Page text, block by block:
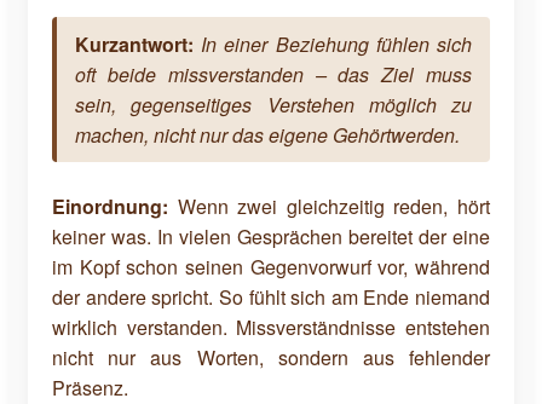
Kurzantwort: In einer Beziehung fühlen sich
oft beide missverstanden – das Ziel muss
sein, gegenseitiges Verstehen möglich zu
machen, nicht nur das eigene Gehörtwerden.
Einordnung: Wenn zwei gleichzeitig reden, hört
keiner was. In vielen Gesprächen bereitet der eine
im Kopf schon seinen Gegenvorwurf vor, während
der andere spricht. So fühlt sich am Ende niemand
wirklich verstanden. Missverständnisse entstehen
nicht nur aus Worten, sondern aus fehlender
Präsenz.